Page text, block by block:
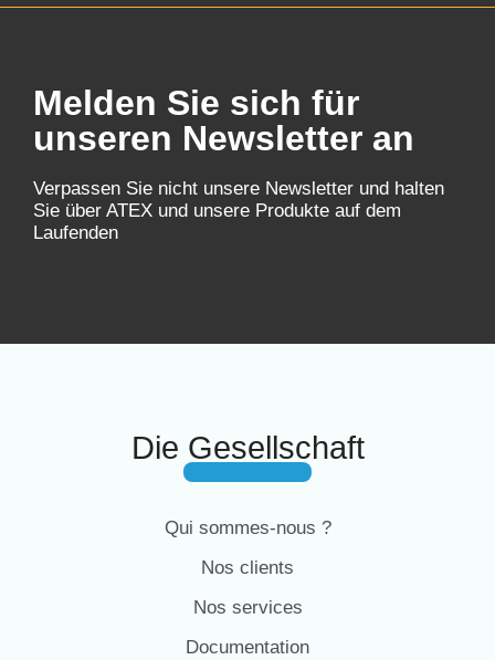
Melden Sie sich für
unseren Newsletter an
Verpassen Sie nicht unsere Newsletter und halten
Sie über ATEX und unsere Produkte auf dem
Laufenden
Die Gesellschaft
Qui sommes-nous ?
Nos clients
Nos services
Documentation